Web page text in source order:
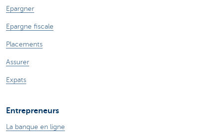
Epargner
Epargne fiscale
Placements
Assurer
Expats
Entrepreneurs
La banque en ligne